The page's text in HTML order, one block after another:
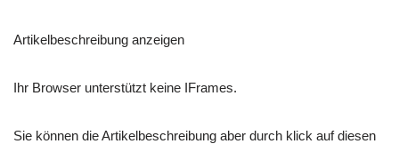
Artikelbeschreibung anzeigen
Ihr Browser unterstützt keine IFrames.
Sie können die Artikelbeschreibung aber durch klick auf diesen